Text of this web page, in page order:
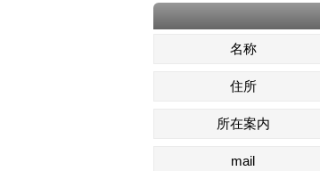
名称
住所
所在案内
mail